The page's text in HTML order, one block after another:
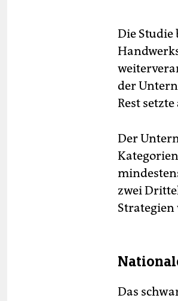
Die
der
Rest
Der
zwei
Strategien
Das